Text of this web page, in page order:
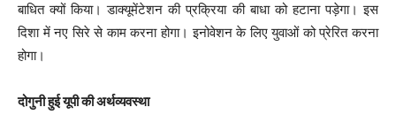
बाधित क्यों किया। डाक्यूमेंटेशन की प्रक्रिया की बाधा को हटाना पड़ेगा। इस
दिशा में नए सिरे से काम करना होगा। इनोवेशन के लिए युवाओं को प्रेरित करना
होगा।
दोगुनी हुई यूपी की अर्थव्यवस्था